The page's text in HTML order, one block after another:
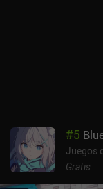
inconveniente del
recursos como
muy bajas. Así que
gacha.
#5
Juegos
Gratis